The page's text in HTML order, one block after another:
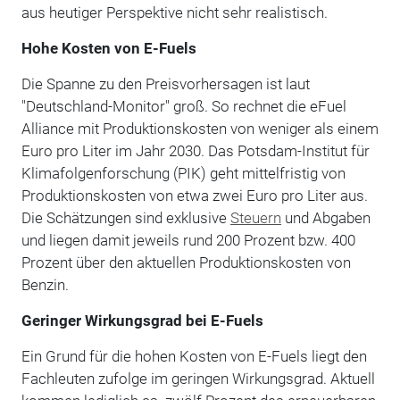
aus heutiger Perspektive nicht sehr realistisch.
Hohe Kosten von E-Fuels
Die Spanne zu den Preisvorhersagen ist laut
"Deutschland-Monitor" groß. So rechnet die eFuel
Alliance mit Produktionskosten von weniger als einem
Euro pro Liter im Jahr 2030. Das Potsdam-Institut für
Klimafolgenforschung (PIK) geht mittelfristig von
Produktionskosten von etwa zwei Euro pro Liter aus.
Die Schätzungen sind exklusive Steuern und Abgaben
und liegen damit jeweils rund 200 Prozent bzw. 400
Prozent über den aktuellen Produktionskosten von
Benzin.
Geringer Wirkungsgrad bei E-Fuels
Ein Grund für die hohen Kosten von E-Fuels liegt den
Fachleuten zufolge im geringen Wirkungsgrad. Aktuell